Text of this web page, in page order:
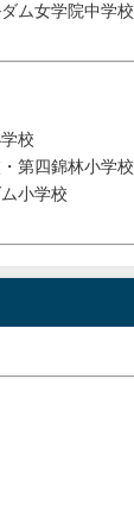
ム女学院中学校
校
第四錦林小学校
小学校